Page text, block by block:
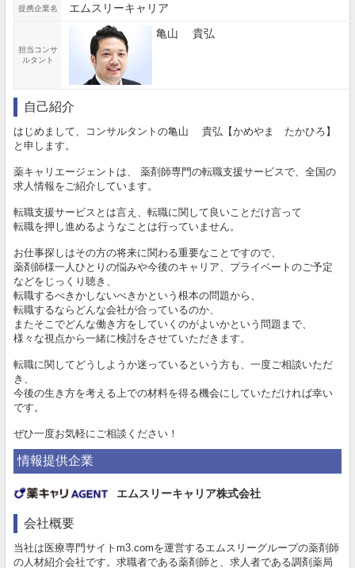
提携企業名 エムスリーキャリア
担当コンサ
ルタント
亀山 貴弘
自己紹介
はじめまして、コンサルタントの亀山 貴弘【かめやま たかひろ】
と申します。
薬キャリエージェントは、 薬剤師専門の転職支援サービスで、全国の
求人情報をご紹介しています。
転職支援サービスとは言え、転職に関して良いことだけ言って
転職を押し進めるようなことは行っていません。
お仕事探しはその方の将来に関わる重要なことですので、
薬剤師様一人ひとりの悩みや今後のキャリア、プライベートのご予定
などをじっくり聴き、
転職するべきかしないべきかという根本の問題から、
転職するならどんな会社が合っているのか、
またそこでどんな働き方をしていくのがよいかという問題まで、
様々な視点から一緒に検討をさせていただきます。
転職に関してどうしようか迷っているという方も、一度ご相談いただ
き、
今後の生き方を考える上での材料を得る機会にしていただければ幸い
です。
ぜひ一度お気軽にご相談ください！
情報提供企業
エムスリーキャリア株式会社
会社概要
当社は医療専門サイトm3.comを運営するエムスリーグループの薬剤師
の人材紹介会社です。求職者である薬剤師と、求人者である調剤薬局